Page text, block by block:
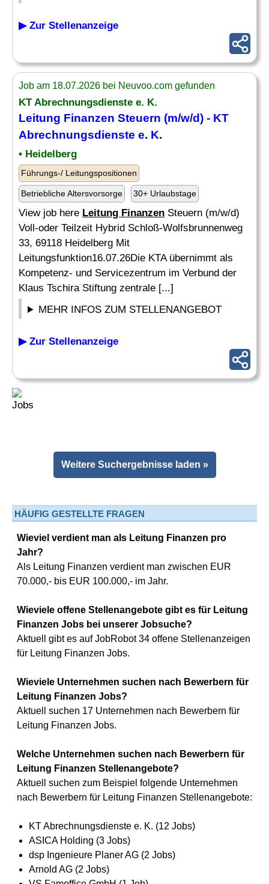
▶ Zur Stellenanzeige
Job am 18.07.2026 bei Neuvoo.com gefunden
KT Abrechnungsdienste e. K.
Leitung Finanzen Steuern (m/w/d) - KT
Abrechnungsdienste e. K.
• Heidelberg
Führungs-/ Leitungspositionen
Betriebliche Altersvorsorge 30+ Urlaubstage
View job here Leitung Finanzen Steuern (m/w/d)
Voll-oder Teilzeit Hybrid Schloß-Wolfsbrunnenweg
33, 69118 Heidelberg Mit
Leitungsfunktion16.07.26Die KTA übernimmt als
Kompetenz- und Servicezentrum im Verbund der
Klaus Tschira Stiftung zentrale [...]
MEHR INFOS ZUM STELLENANGEBOT
▶ Zur Stellenanzeige
Weitere Suchergebnisse laden »
HÄUFIG GESTELLTE FRAGEN
Wieviel verdient man als Leitung Finanzen pro
Jahr?
Als Leitung Finanzen verdient man zwischen EUR
70.000,- bis EUR 100.000,- im Jahr.
Wieviele offene Stellenangebote gibt es für Leitung
Finanzen Jobs bei unserer Jobsuche?
Aktuell gibt es auf JobRobot 34 offene Stellenanzeigen
für Leitung Finanzen Jobs.
Wieviele Unternehmen suchen nach Bewerbern für
Leitung Finanzen Jobs?
Aktuell suchen 17 Unternehmen nach Bewerbern für
Leitung Finanzen Jobs.
Welche Unternehmen suchen nach Bewerbern für
Leitung Finanzen Stellenangebote?
Aktuell suchen zum Beispiel folgende Unternehmen
nach Bewerbern für Leitung Finanzen Stellenangebote:
KT Abrechnungsdienste e. K. (12 Jobs)
ASICA Holding (3 Jobs)
dsp Ingenieure Planer AG (2 Jobs)
Arnold AG (2 Jobs)